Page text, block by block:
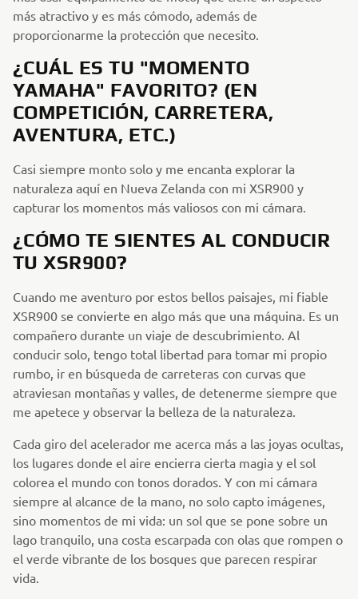
más atractivo y es más cómodo, además de
proporcionarme la protección que necesito.
¿CUÁL ES TU "MOMENTO
YAMAHA" FAVORITO? (EN
COMPETICIÓN, CARRETERA,
AVENTURA, ETC.)
Casi siempre monto solo y me encanta explorar la
naturaleza aquí en Nueva Zelanda con mi XSR900 y
capturar los momentos más valiosos con mi cámara.
¿CÓMO TE SIENTES AL CONDUCIR
TU XSR900?
Cuando me aventuro por estos bellos paisajes, mi fiable
XSR900 se convierte en algo más que una máquina. Es un
compañero durante un viaje de descubrimiento. Al
conducir solo, tengo total libertad para tomar mi propio
rumbo, ir en búsqueda de carreteras con curvas que
atraviesan montañas y valles, de detenerme siempre que
me apetece y observar la belleza de la naturaleza.
Cada giro del acelerador me acerca más a las joyas ocultas,
los lugares donde el aire encierra cierta magia y el sol
colorea el mundo con tonos dorados. Y con mi cámara
siempre al alcance de la mano, no solo capto imágenes,
sino momentos de mi vida: un sol que se pone sobre un
lago tranquilo, una costa escarpada con olas que rompen o
el verde vibrante de los bosques que parecen respirar
vida.